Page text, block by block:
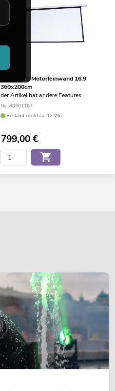
EUROLITE Motorleinwand 16:9
360x200cm
der Artikel hat andere Features
No. 80901167
Bestand reicht ca. 12 Wo.
799,00€